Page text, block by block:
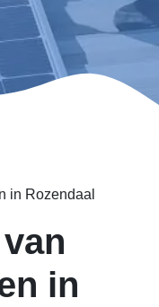
in Rozendaal
in